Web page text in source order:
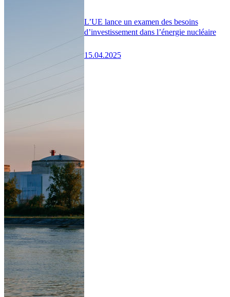
L’UE lance un examen des besoins
d’investissement dans l’énergie nucléaire
15.04.2025